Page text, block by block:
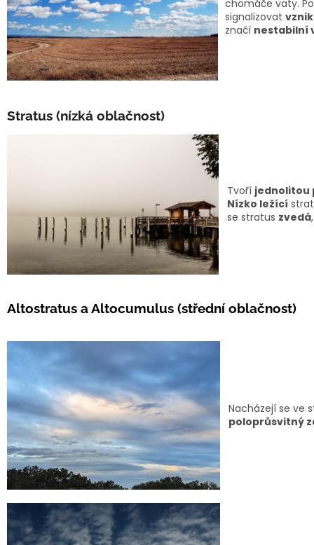
chomáče vaty.
signalizovat
značí nestabilní
Stratus (nízká oblačnost)
Tvoří jednolitou
Nízko ležící
se stratus zvedá
Altostratus a Altocumulus (střední oblačnost)
Nacházejí se ve
poloprůsvitný